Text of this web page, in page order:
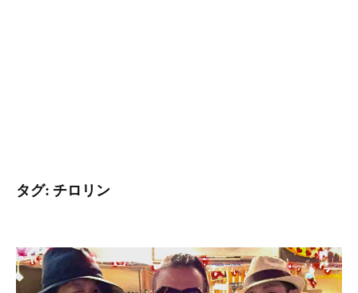
タグ: チロリン